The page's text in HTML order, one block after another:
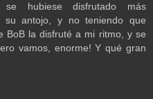
hubiese disfrutado más
su antojo, y no teniendo que
BoB la disfruté a mi ritmo, y se
vamos, enorme! Y qué gran